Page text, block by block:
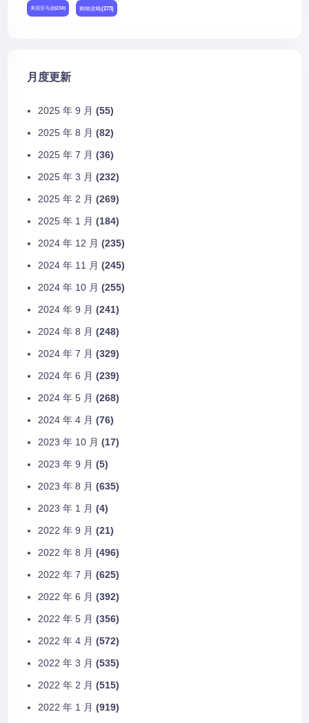
美国亚马逊(230) 购物攻略(273)
月度更新
2025 年 9 月 (55)
2025 年 8 月 (82)
2025 年 7 月 (36)
2025 年 3 月 (232)
2025 年 2 月 (269)
2025 年 1 月 (184)
2024 年 12 月 (235)
2024 年 11 月 (245)
2024 年 10 月 (255)
2024 年 9 月 (241)
2024 年 8 月 (248)
2024 年 7 月 (329)
2024 年 6 月 (239)
2024 年 5 月 (268)
2024 年 4 月 (76)
2023 年 10 月 (17)
2023 年 9 月 (5)
2023 年 8 月 (635)
2023 年 1 月 (4)
2022 年 9 月 (21)
2022 年 8 月 (496)
2022 年 7 月 (625)
2022 年 6 月 (392)
2022 年 5 月 (356)
2022 年 4 月 (572)
2022 年 3 月 (535)
2022 年 2 月 (515)
2022 年 1 月 (919)